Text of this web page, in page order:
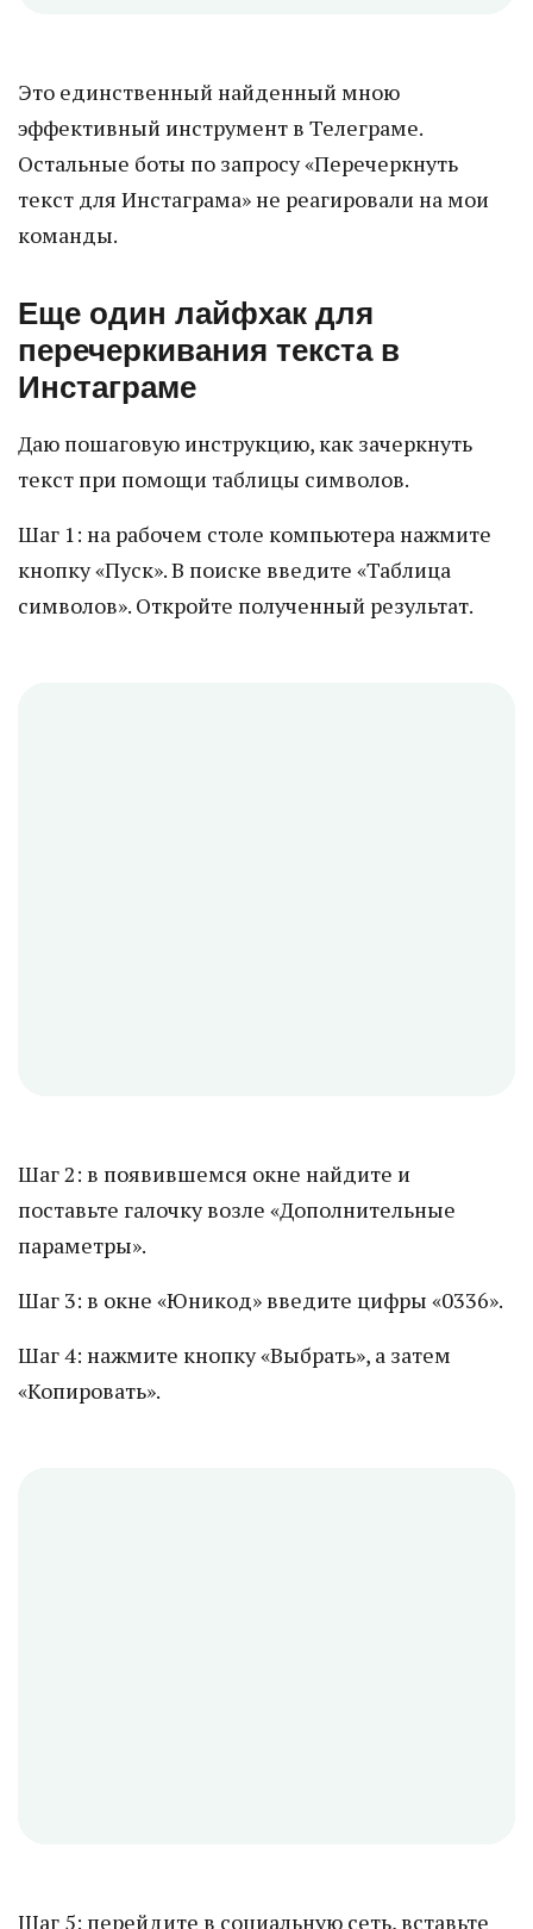
Это единственный найденный мною
эффективный инструмент в Телеграме.
Остальные боты по запросу «Перечеркнуть
текст для Инстаграма» не реагировали на мои
команды.
Еще один лайфхак для
перечеркивания текста в
Инстаграме
Даю пошаговую инструкцию, как зачеркнуть
текст при помощи таблицы символов.
Шаг 1: на рабочем столе компьютера нажмите
кнопку «Пуск». В поиске введите «Таблица
символов». Откройте полученный результат.
Шаг 2: в появившемся окне найдите и
поставьте галочку возле «Дополнительные
параметры».
Шаг 3: в окне «Юникод» введите цифры «0336».
Шаг 4: нажмите кнопку «Выбрать», а затем
«Копировать».
Шаг 5: перейдите в социальную сеть, вставьте